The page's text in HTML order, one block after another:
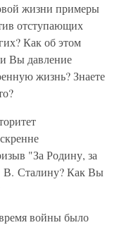
жизни примеры
отступающих
Как об этом
Вы давление
жизнь? Знаете
"За Родину, за
В. Сталину? Как Вы
войны было